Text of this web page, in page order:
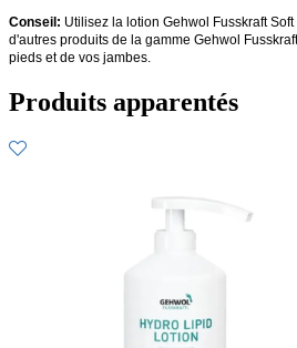
Conseil: Utilisez la lotion Gehwol Fusskraft
d'autres produits de la gamme Gehwol
pieds et de vos jambes.
Produits apparentés